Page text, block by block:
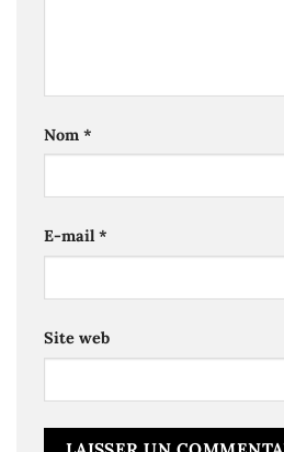
Nom *
E-mail*
Site web